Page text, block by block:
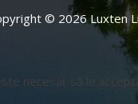
© 2026 Luxten
necesar să le